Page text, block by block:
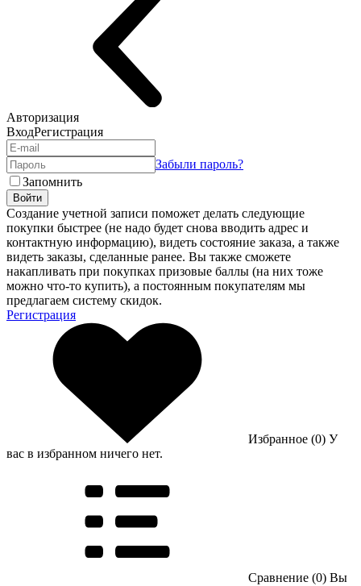
Авторизация
ВходРегистрация
Забыли пароль?
Запомнить
Войти
Создание учетной записи поможет делать следующие
покупки быстрее (не надо будет снова вводить адрес и
контактную информацию), видеть состояние заказа, а также
видеть заказы, сделанные ранее. Вы также сможете
накапливать при покупках призовые баллы (на них тоже
можно что-то купить), а постоянным покупателям мы
предлагаем систему скидок.
Регистрация
Избранное (0) У
вас в избранном ничего нет.
Сравнение (0) Вы